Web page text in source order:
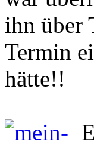
ihn über
Termin
hätte!!